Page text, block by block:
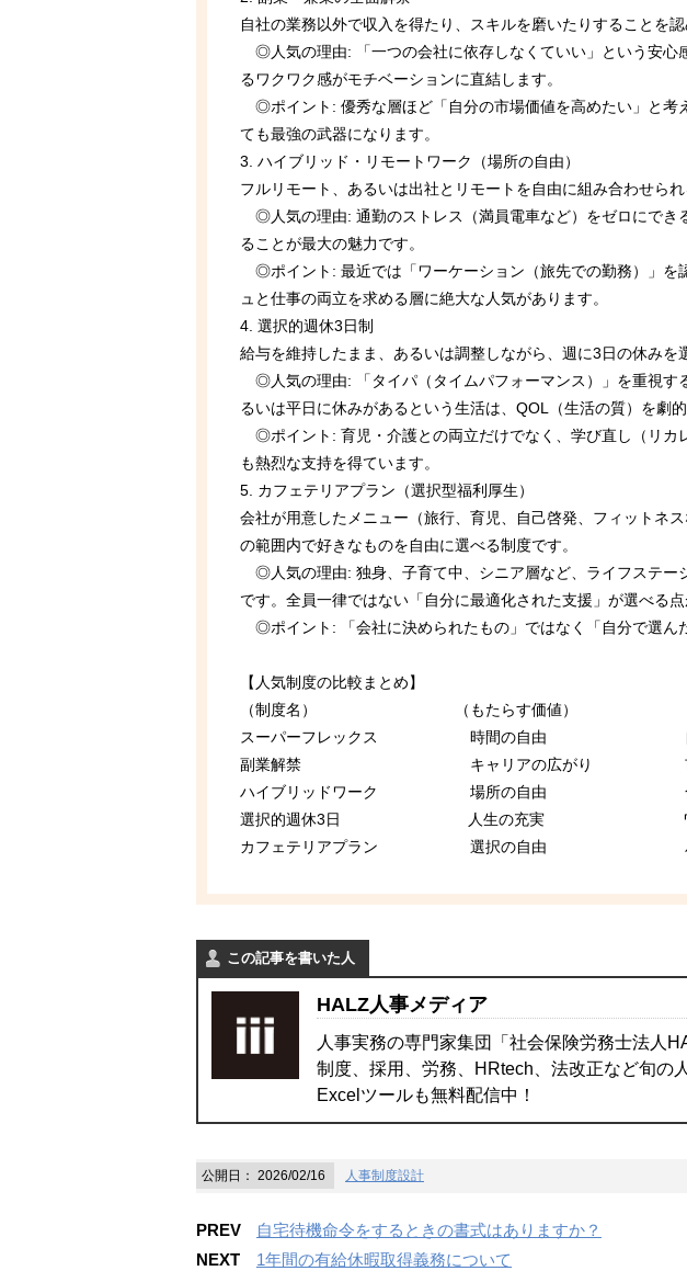
自社の業務以外で収入を得たり、スキルを磨いたりすることを
◎人気の理由: 「一つの会社に依存しなくていい」という安心
るワクワク感がモチベーションに直結します。
◎ポイント: 優秀な層ほど「自分の市場価値を高めたい」と考
ても最強の武器になります。
3. ハイブリッド・リモートワーク（場所の自由）
フルリモート、あるいは出社とリモートを自由に組み合わせられ
◎人気の理由: 通勤のストレス（満員電車など）をゼロにでき
ることが最大の魅力です。
◎ポイント: 最近では「ワーケーション（旅先での勤務）」を
ュと仕事の両立を求める層に絶大な人気があります。
4. 選択的週休3日制
給与を維持したまま、あるいは調整しながら、週に3日の休みを
◎人気の理由: 「タイパ（タイムパフォーマンス）」を重視す
るいは平日に休みがあるという生活は、QOL（生活の質）を劇的
◎ポイント: 育児・介護との両立だけでなく、学び直し（リカ
も熱烈な支持を得ています。
5. カフェテリアプラン（選択型福利厚生）
会社が用意したメニュー（旅行、育児、自己啓発、フィットネ
の範囲内で好きなものを自由に選べる制度です。
◎人気の理由: 独身、子育て中、シニア層など、ライフステー
です。全員一律ではない「自分に最適化された支援」が選べる点
◎ポイント: 「会社に決められたもの」ではなく「自分で選ん
【人気制度の比較まとめ】
（制度名） （もたらす価値） （キ
スーパーフレックス 時間の自由 自律
副業解禁 キャリアの広がり 市場価
ハイブリッドワーク 場所の自由 合理
選択的週休3日 人生の充実 ワークラ
カフェテリアプラン 選択の自由 パー
この記事を書いた人
HALZ人事メディア
人事実務の専門家集団「社会保険労務士法人
制度、採用、労務、HRtech、法改正など旬の
Excelツールも無料配信中！
公開日： 2026/02/16 人事制度設計
PREV
自宅待機命令をするときの書式はありますか？
NEXT
1年間の有給休暇取得義務について